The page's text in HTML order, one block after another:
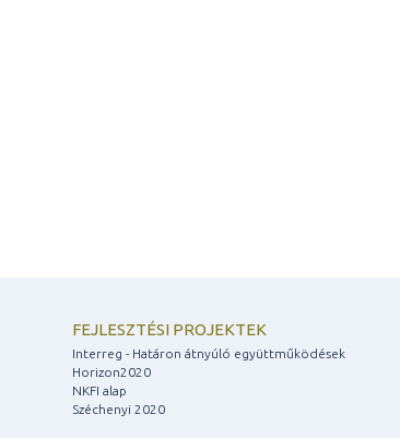
FEJLESZTÉSI PROJEKTEK
Interreg - Határon átnyúló együttműködések
Horizon2020
NKFI alap
Széchenyi 2020